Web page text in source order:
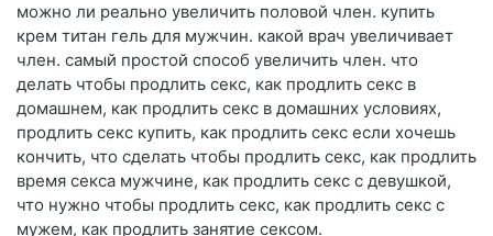
можно ли реально увеличить половой член. купить
крем титан гель для мужчин. какой врач увеличивает
член. самый простой способ увеличить член. что
делать чтобы продлить секс, как продлить секс в
домашнем, как продлить секс в домашних условиях,
продлить секс купить, как продлить секс если хочешь
кончить, что сделать чтобы продлить секс, как продлить
время секса мужчине, как продлить секс с девушкой,
что нужно чтобы продлить секс, как продлить секс с
мужем, как продлить занятие сексом.